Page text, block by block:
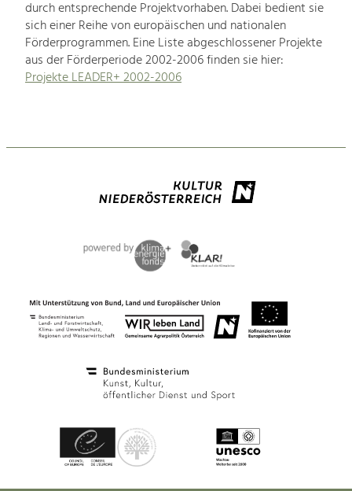
Integration
Mobilität & Energie
Klimawandel, öffentlicher Verkehr und
erneuerbare Energie
durch entsprechende Projektvorhaben. Dabei bedient sie
sich einer Reihe von europäischen und nationalen
Förderprogrammen. Eine Liste abgeschlossener Projekte
aus der Förderperiode 2002-2006 finden sie hier:
Projekte LEADER+ 2002-2006